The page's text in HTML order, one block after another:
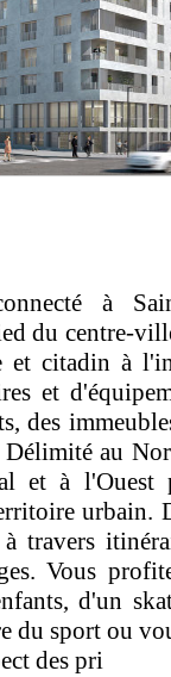
à
du centre-
citadin à
et
des
au
et à l'Ouest
urbain.
travers
Vous
d'un
du sport ou
des pri